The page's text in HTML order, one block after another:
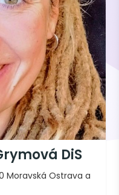
DiS
Moravská Ostrava a